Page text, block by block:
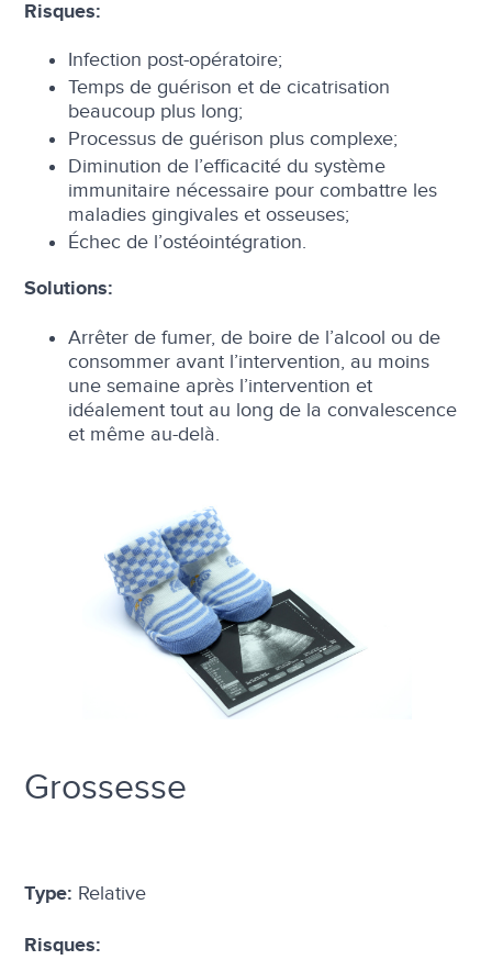
Risques:
Infection post-opératoire;
Temps de guérison et de cicatrisation
beaucoup plus long;
Processus de guérison plus complexe;
Diminution de l’efficacité du système
immunitaire nécessaire pour combattre les
maladies gingivales et osseuses;
Échec de l’ostéointégration.
Solutions:
Arrêter de fumer, de boire de l’alcool ou de
consommer avant l’intervention, au moins
une semaine après l’intervention et
idéalement tout au long de la convalescence
et même au-delà.
Grossesse
Type: Relative
Risques: